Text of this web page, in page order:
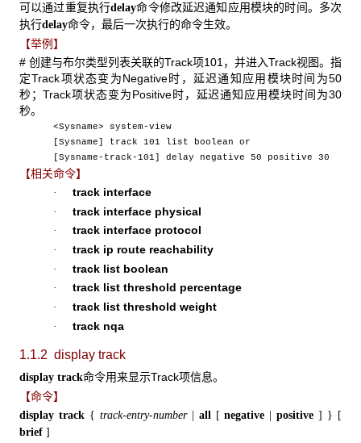
可以通过重复执行delay命令修改延迟通知应用模块的时间。多次
执行delay命令，最后一次执行的命令生效。
【举例】
# 创建与布尔类型列表关联的Track项101，并进入Track视图。指
定Track项状态变为Negative时，延迟通知应用模块时间为50
秒；Track项状态变为Positive时，延迟通知应用模块时间为30
秒。
<Sysname> system-view
[Sysname] track 101 list boolean or
[Sysname-track-101] delay negative 50 positive 30
【相关命令】
· track interface
· track interface physical
· track interface protocol
· track ip route reachability
· track list boolean
· track list threshold percentage
· track list threshold weight
· track nqa
1.1.2 display track
display track命令用来显示Track项信息。
【命令】
display track { track-entry-number | all [ negative | positive] } [
brief ]